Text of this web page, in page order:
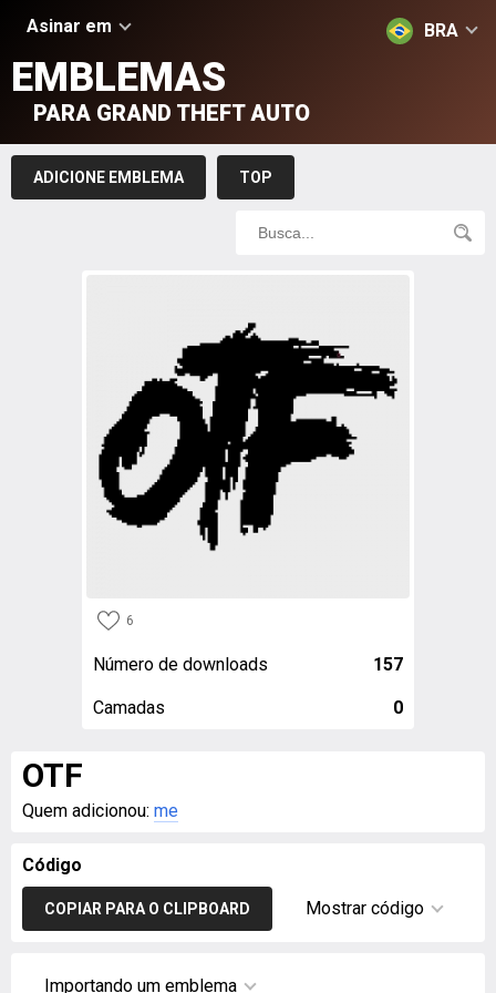
Asinar em BRA
EMBLEMAS
PARA GRAND THEFT AUTO
ADICIONE EMBLEMA TOP
6
Número de downloads 157
Camadas 0
OTF
Quem adicionou: me
Código
COPIAR PARA O CLIPBOARD Mostrar código
Importando um emblema